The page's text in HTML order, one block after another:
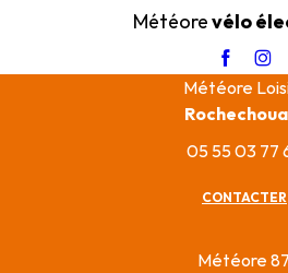
Météorevélo
Météore
05 55 03 77
CONTACTER
Météore 87